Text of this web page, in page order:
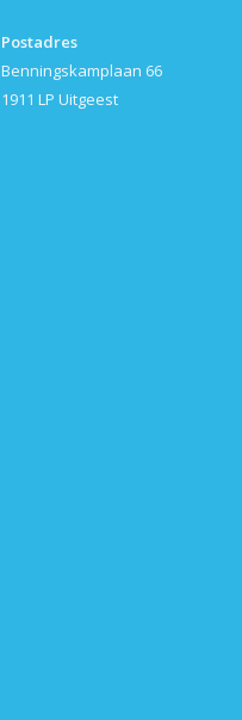
Postadres
Benningskamplaan 66
1911 LP Uitgeest